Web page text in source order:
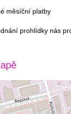
měsíční platby
prohlídky nás